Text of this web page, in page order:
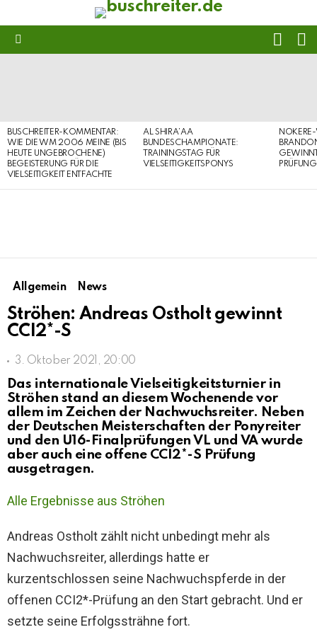
BUSCHREITER-KOMMENTAR:
WIE DIE WM 2006 MEINE (BIS
HEUTE UNGEBROCHENE)
BEGEISTERUNG FÜR DIE
VIELSEITIGKEIT ENTFACHTE
AL SHIRA’AA
BUNDESCHAMPIONATE:
TRAININGSTAG FÜR
VIELSEITIGKEITSPONYS
PRÜFUNG
Allgemein News
Ströhen: Andreas Ostholt gewinnt
CCI2*-S
3. Oktober 2021, 20:00
Das internationale Vielseitigkeitsturnier in
Ströhen stand an diesem Wochenende vor
allem im Zeichen der Nachwuchsreiter. Neben
der Deutschen Meisterschaften der Ponyreiter
und den U16-Finalprüfungen VL und VA wurde
aber auch eine offene CCI2*-S Prüfung
ausgetragen.
Alle Ergebnisse aus Ströhen
Andreas Ostholt zählt nicht unbedingt mehr als
Nachwuchsreiter, allerdings hatte er
kurzentschlossen seine Nachwuchspferde in der
offenen CCI2*-Prüfung an den Start gebracht. Und er
setzte seine Erfolgssträhne fort.